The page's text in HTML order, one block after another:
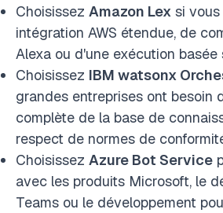
Choisissez Amazon Lex si
intégration AWS étendue, de
Alexa ou d'une exécution basée
Choisissez IBM watsonx
grandes entreprises ont besoin
complète de la base de
respect de normes de
Choisissez Azure Bot Service
avec les produits Microsoft, le
Teams ou le développement